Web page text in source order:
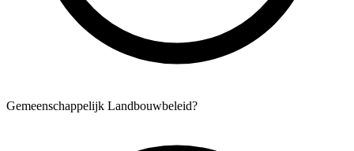
Gemeenschappelijk Landbouwbeleid?